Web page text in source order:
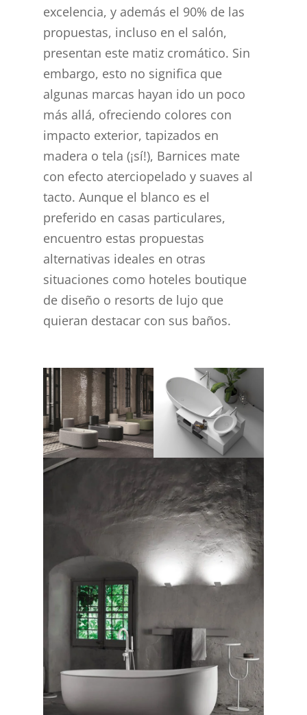
excelencia, y además el 90% de las
propuestas, incluso en el salón,
presentan este matiz cromático. Sin
embargo, esto no significa que
algunas marcas hayan ido un poco
más allá, ofreciendo colores con
impacto exterior, tapizados en
madera o tela (¡sí!), Barnices mate
con efecto aterciopelado y suaves al
tacto. Aunque el blanco es el
preferido en casas particulares,
encuentro estas propuestas
alternativas ideales en otras
situaciones como hoteles boutique
de diseño o resorts de lujo que
quieran destacar con sus baños.